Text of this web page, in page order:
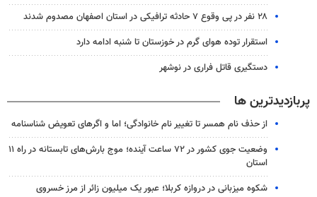
۲۸ نفر در پی وقوع ۷ حادثه ترافیکی در استان اصفهان مصدوم شدند
استقرار توده هوای گرم در خوزستان تا شنبه ادامه دارد
دستگیری قاتل فراری در نوشهر
پربازدیدترین ها
از حذف نام همسر تا تغییر نام خانوادگی؛ اما و اگرهای تعویض شناسنامه
وضعیت جوی کشور در ۷۲ ساعت آینده؛ موج بارش‌های تابستانه در راه ۱۱
استان
شکوه میزبانی در دروازه کربلا؛ عبور یک میلیون زائر از مرز خسروی